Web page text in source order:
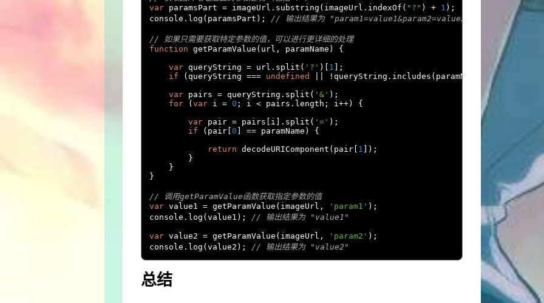
var paramsPart = imageUrl . substring ( imageUrl . indexOf ( "?" ) + 1 );
console . log ( paramsPart ); // 输出结果为 "param1=value1&param2=value2"
// 如果只需要获取特定参数的值，可以进行更详细的处理
function getParamValue ( url , paramName )
{
var queryString = url . split ( '?' )[ 1 ];
if
( queryString === undefined ! queryString . includes ( paramName return
var pairs = queryString . split ( '&' );
for
( var i = 0 ; i < pairs . length ; i++)
{
var pair = pairs i ]. split ( '=' );
if
( pair 0 == paramName )
{
return decodeURIComponent ( pair 1 ]);
}
}
}
// 调用getParamValue函数获取指定参数的值
var value1 = getParamValue ( imageUrl , 'param1' );
console . log ( value1 ); // 输出结果为 "value1"
var value2 = getParamValue ( imageUrl , 'param2' );
console . log ( value2 ); // 输出结果为 "value2"
总结